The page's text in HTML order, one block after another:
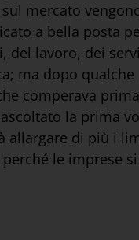
mercato
a bella posta
lavoro, dei
ma dopo
comperava
la prima
allargare di più i
le imprese